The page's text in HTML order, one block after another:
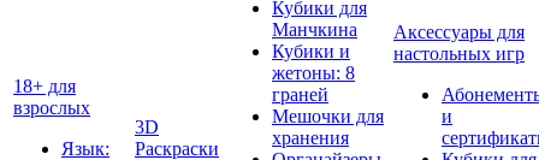
18+ для
взрослых
Язык:
3D
Раскраски
Кубики для
Манчкина
Кубики и
жетоны: 8
граней
Мешочки для
хранения
Аксессуары для
настольных игр
и